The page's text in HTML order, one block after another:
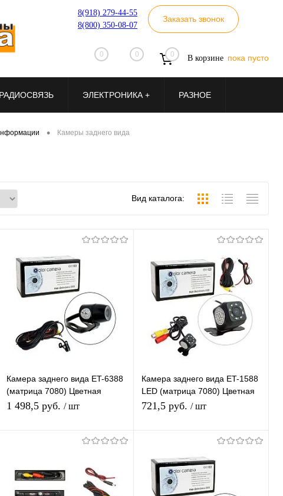
8(918) 279-44-55
8(800) 350-08-07
Заказать звонок
0 0 0 В корзине пока пусто
РАДИОСВЯЗЬ ЭЛЕКТРОНИКА + РАЗНОЕ
• Камеры заднего вида
Вид каталога:
Камера заднего вида ET-6388
(матрица 7080) Цветная
Парковочная камера с
1 498,5 руб. / шт
Купить в 1
клик
К
сравнению
Камера заднего вида ET-1588
LED (матрица 7080) Цветная
Парковочная камера с
721,5 руб. / шт
Купить в 1
клик
сравнению